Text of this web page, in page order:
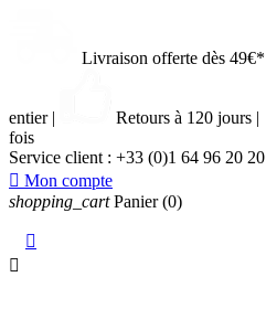
Livraison offerte dès 49€*
entier | Retours à 120 jours |
fois
Service client : +33 (0)1 64 96 20 20
 Mon compte
shopping_cart Panier (0)

